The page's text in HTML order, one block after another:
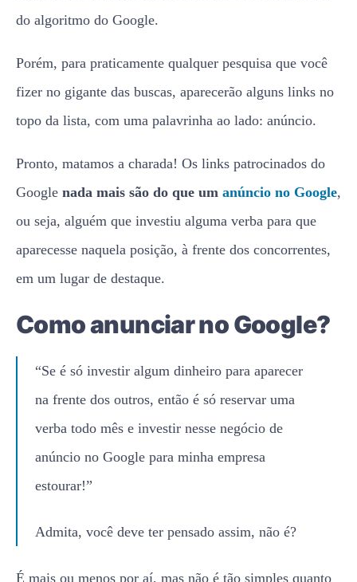
do algoritmo do Google.
Porém, para praticamente qualquer pesquisa que você
fizer no gigante das buscas, aparecerão alguns links no
topo da lista, com uma palavrinha ao lado: anúncio.
Pronto, matamos a charada! Os links patrocinados do
Google nada mais são do que um anúncio no Google,
ou seja, alguém que investiu alguma verba para que
aparecesse naquela posição, à frente dos concorrentes,
em um lugar de destaque.
Como anunciar no Google?
“Se é só investir algum dinheiro para aparecer
na frente dos outros, então é só reservar uma
verba todo mês e investir nesse negócio de
anúncio no Google para minha empresa
estourar!”
Admita, você deve ter pensado assim, não é?
É mais ou menos por aí, mas não é tão simples quanto